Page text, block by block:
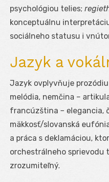
psychológiou telies;
konceptuálnu
sociálneho statusu i
Jazyk a
Jazyk ovplyvňuje
melódia, nemčina –
francúzština – elegancia,
mäkkosť/slovanská
a práca s deklamáciou,
orchestrálneho sprievodu
zrozumiteľný.